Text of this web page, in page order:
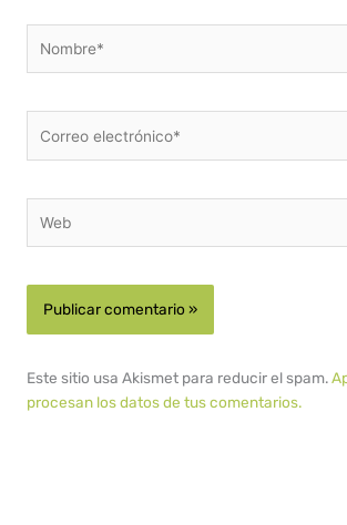
electrónico*
Este sitio usa Akismet para reducir el spam.
procesan los datos de tus comentarios.